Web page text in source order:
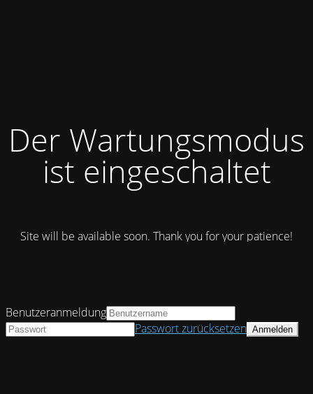
Der Wartungsmodus
ist eingeschaltet
Site will be available soon. Thank you for your patience!
Benutzeranmeldung
Passwort zurücksetzen